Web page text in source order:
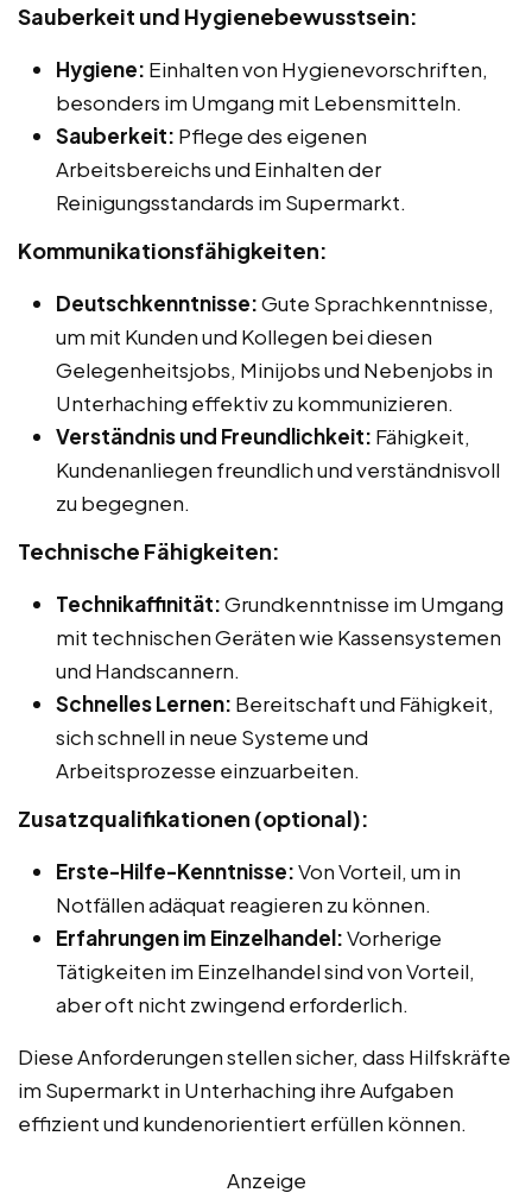
Sauberkeit und Hygienebewusstsein:
Hygiene: Einhalten von Hygienevorschriften,
besonders im Umgang mit Lebensmitteln.
Sauberkeit: Pflege des eigenen
Arbeitsbereichs und Einhalten der
Reinigungsstandards im Supermarkt.
Kommunikationsfähigkeiten:
Deutschkenntnisse:Gute Sprachkenntnisse,
um mit Kunden und Kollegen bei diesen
Gelegenheitsjobs, Minijobs und Nebenjobs in
Unterhaching effektiv zu kommunizieren.
Verständnis und Freundlichkeit: Fähigkeit,
Kundenanliegen freundlich und verständnisvoll
zu begegnen.
Technische Fähigkeiten:
Technikaffinität:Grundkenntnisse im Umgang
mit technischen Geräten wie Kassensystemen
und Handscannern.
Schnelles Lernen: Bereitschaft und Fähigkeit,
sich schnell in neue Systeme und
Arbeitsprozesse einzuarbeiten.
Zusatzqualifikationen (optional):
Erste-Hilfe-Kenntnisse:Von Vorteil, um in
Notfällen adäquat reagieren zu können.
Erfahrungen im Einzelhandel:Vorherige
Tätigkeiten im Einzelhandel sind von Vorteil,
aber oft nicht zwingend erforderlich.
Diese Anforderungen stellen sicher, dass Hilfskräfte
im Supermarkt in Unterhaching ihre Aufgaben
effizient und kundenorientiert erfüllen können.
Anzeige